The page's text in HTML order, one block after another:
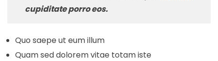
cupiditate porro eos.
Quo saepe ut eum illum
Quam sed dolorem vitae totam iste